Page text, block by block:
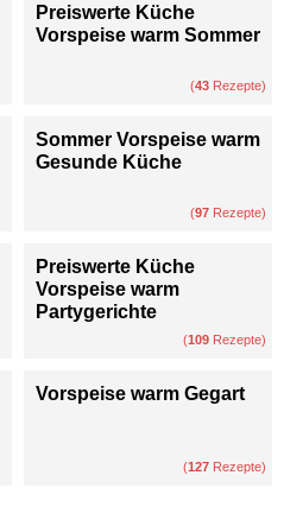
Preiswerte Küche
Vorspeise warm Sommer
(43 Rezepte)
Sommer Vorspeise warm
Gesunde Küche
(97 Rezepte)
Preiswerte Küche
Vorspeise warm
Partygerichte
(109 Rezepte)
Vorspeise warm Gegart
(127 Rezepte)